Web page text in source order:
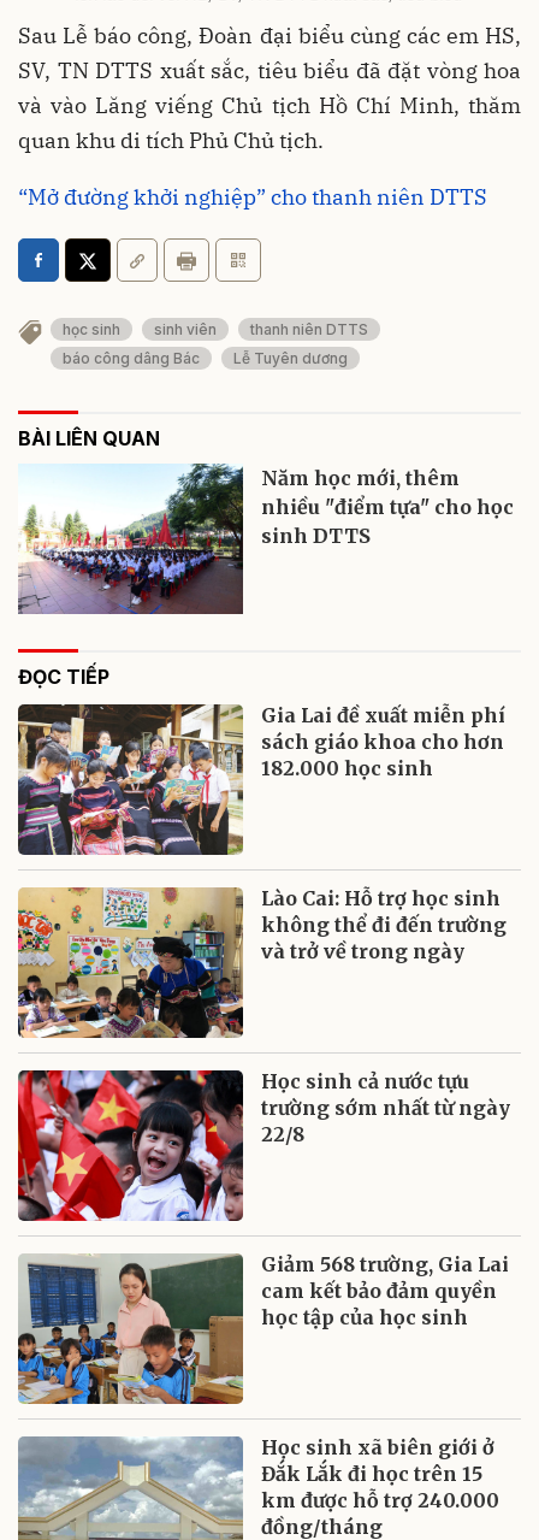
Sau Lễ báo công, Đoàn đại biểu cùng các em HS,
SV, TN DTTS xuất sắc, tiêu biểu đã đặt vòng hoa
và vào Lăng viếng Chủ tịch Hồ Chí Minh, thăm
quan khu di tích Phủ Chủ tịch.
“Mở đường khởi nghiệp” cho thanh niên DTTS
học sinh sinh viên
thanh niên DTTS
báo công dâng Bác
Lễ Tuyên dương
BÀI LIÊN QUAN
Năm học mới, thêm
nhiều "điểm tựa" cho học
sinh DTTS
ĐỌC TIẾP
Gia Lai đề xuất miễn phí
sách giáo khoa cho hơn
182.000 học sinh
Lào Cai: Hỗ trợ học sinh
không thể đi đến trường
và trở về trong ngày
Học sinh cả nước tựu
trường sớm nhất từ ngày
22/8
Giảm 568 trường, Gia Lai
cam kết bảo đảm quyền
học tập của học sinh
Học sinh xã biên giới ở
Đắk Lắk đi học trên 15
km được hỗ trợ 240.000
đồng/tháng